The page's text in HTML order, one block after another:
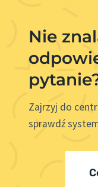
Nie
Zajrzyj do
sprawdź